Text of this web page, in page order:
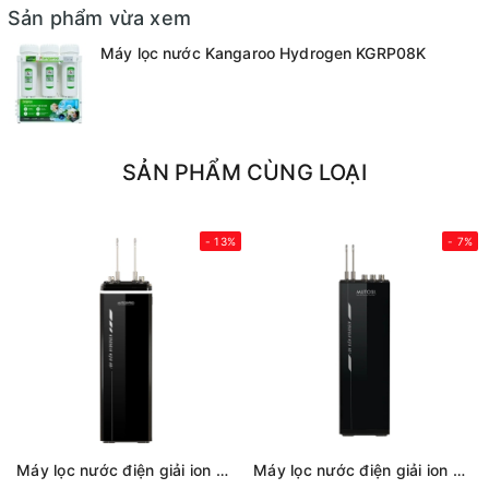
Sản phẩm vừa xem
Máy lọc nước Kangaroo Hydrogen KGRP08K
SẢN PHẨM CÙNG LOẠI
- 13%
Máy lọc nước điện giải ion kiềm hydrogen Mutosi MP-T999
- 7%
Máy lọc nước điện giải ion kiềm hydrogen Mutosi MP-T1000